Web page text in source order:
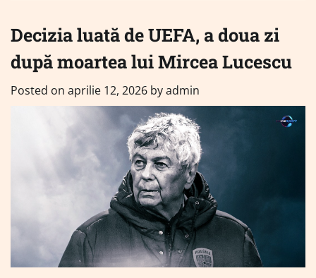
Decizia luată de UEFA, a doua zi
după moartea lui Mircea Lucescu
Posted on aprilie 12, 2026 byadmin